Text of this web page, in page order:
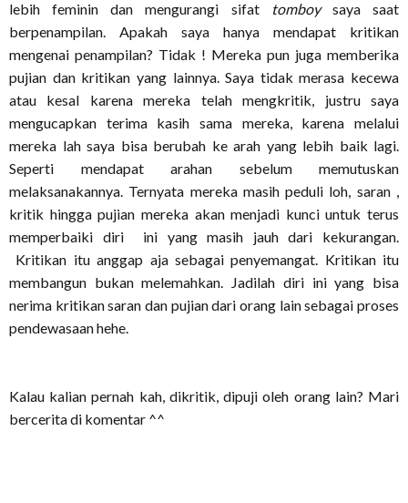
lebih feminin dan mengurangi sifat
tomboysaya saat
berpenampilan. Apakah saya hanya mendapat kritikan
mengenai penampilan? Tidak ! Mereka pun juga memberika
pujian dan kritikan yang lainnya. Saya tidak merasa kecewa
atau kesal karena mereka telah mengkritik, justru saya
mengucapkan terima kasih sama mereka, karena melalui
mereka lah saya bisa berubah ke arah yang lebih baik lagi.
Seperti mendapat arahan sebelum memutuskan
melaksanakannya. Ternyata mereka masih peduli loh, saran ,
kritik hingga pujian mereka akan menjadi kunci untuk terus
memperbaiki diri ini yang masih jauh dari kekurangan.
Kritikan itu anggap aja sebagai penyemangat. Kritikan itu
membangun bukan melemahkan. Jadilah diri ini yang bisa
nerima kritikan saran dan pujian dari orang lain sebagai proses
pendewasaan hehe.
Kalau kalian pernah kah, dikritik, dipuji oleh orang lain? Mari
bercerita di komentar ^^